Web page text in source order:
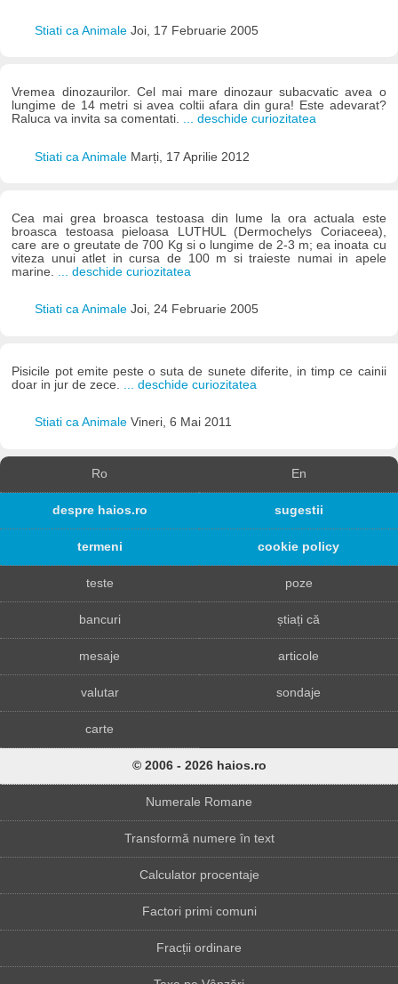
Stiati ca Animale Joi, 17 Februarie 2005
Vremea dinozaurilor. Cel mai mare dinozaur subacvatic avea o
lungime de 14 metri si avea coltii afara din gura! Este adevarat?
Raluca va invita sa comentati. ... deschide curiozitatea
Stiati ca Animale Marți, 17 Aprilie 2012
Cea mai grea broasca testoasa din lume la ora actuala este
broasca testoasa pieloasa LUTHUL (Dermochelys Coriaceea),
care are o greutate de 700 Kg si o lungime de 2-3 m; ea inoata cu
viteza unui atlet in cursa de 100 m si traieste numai in apele
marine. ... deschide curiozitatea
Stiati ca Animale Joi, 24 Februarie 2005
Pisicile pot emite peste o suta de sunete diferite, in timp ce cainii
doar in jur de zece.
... deschide curiozitatea
Stiati ca Animale Vineri, 6 Mai 2011
Ro En
despre haios.ro sugestii
termeni cookie policy
teste poze
bancuri știați că
mesaje articole
valutar sondaje
carte
© 2006 - 2026 haios.ro
Numerale Romane
Transformă numere în text
Calculator procentaje
Factori primi comuni
Fracții ordinare